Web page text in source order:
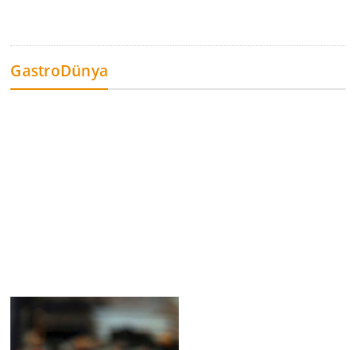
GastroDünya